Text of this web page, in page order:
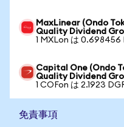
MaxLinear (Ondo
Quality Dividend
1 MXLon は 0.698456
Capital One (Ondo
Quality Dividend
1 COFon は 2.1923
免責事項